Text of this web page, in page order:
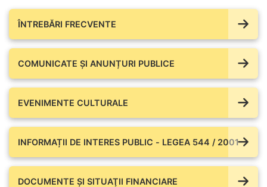
ÎNTREBĂRI FRECVENTE
COMUNICATE ŞI ANUNȚURI PUBLICE
EVENIMENTE CULTURALE
INFORMAȚII DE INTERES PUBLIC - LEGEA 544 / 2001
DOCUMENTE ŞI SITUAŢII FINANCIARE